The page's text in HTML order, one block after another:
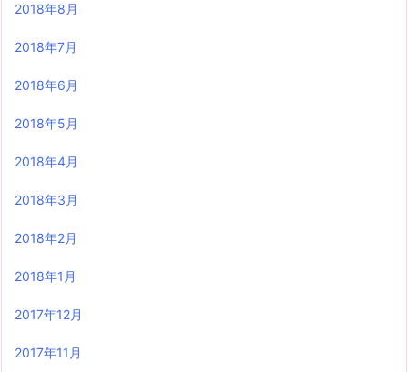
2018年8月
2018年7月
2018年6月
2018年5月
2018年4月
2018年3月
2018年2月
2018年1月
2017年12月
2017年11月